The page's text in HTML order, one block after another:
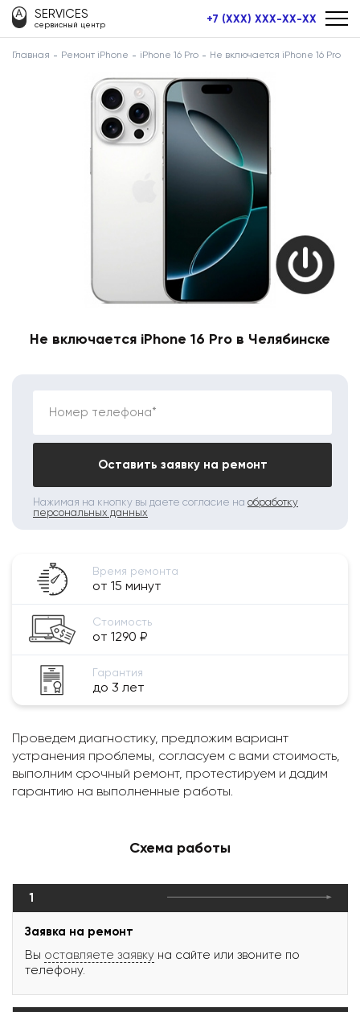
SERVICES
сервисный центр +7 (XXX) XXX-XX-XX
Главная Ремонт iPhone iPhone 16 Pro Не включается iPhone 16 Pro
Не включается iPhone 16 Pro в Челябинске
Номер телефона*
Оставить заявку на ремонт
Нажимая на кнопку вы даете согласие на обработку
персональных данных
Время ремонта
от 15 минут
Стоимость
от 1290 ₽
Гарантия
до 3 лет
Проведем диагностику, предложим вариант
устранения проблемы, согласуем с вами стоимость,
выполним срочный ремонт, протестируем и дадим
гарантию на выполненные работы.
Схема работы
1
Заявка на ремонт
Вы оставляете заявку на сайте или звоните по
телефону.